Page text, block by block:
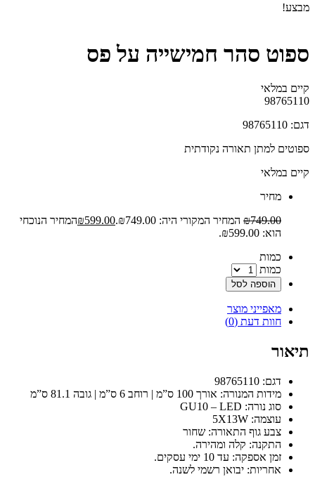
מבצע!
ספוט סהר חמישייה על פס
קיים במלאי‬
98765110
דגם: 98765110
ספוטים למתן תאורה נקודתית
קיים במלאי
‫מחיר‬
₪749.00 המחיר המקורי היה: ₪749.00. ₪599.00
המחיר הנוכחי
הוא: ₪599.00.
‫כמות‬
כמות
הוספה לסל
מאפייני מוצר
חוות דעת (0)
תיאור
דגם: 98765110
מידות המנורה: אורך 100 ס”מ | רוחב 6 ס”מ | גובה 81.1 ס”מ
סוג נורה: GU10 – LED
עוצמה: 5X13W
צבע גוף התאורה: שחור
התקנה: קלה ומהירה.
זמן אספקה: עד 10 ימי עסקים.
אחריות: יבואן רשמי לשנה.